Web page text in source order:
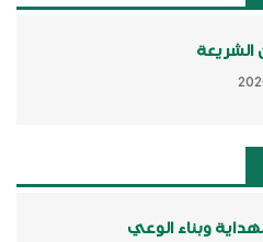
الشريعة
وبناء الوعي